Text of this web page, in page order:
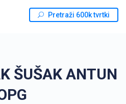
Pretraži 600k tvrtki
ŠUŠAK ANTUN